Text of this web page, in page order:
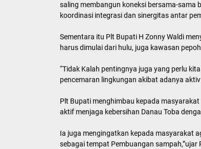
saling membangun koneksi bersama-sama
koordinasi integrasi dan sinergitas antar
Sementara itu Plt Bupati H Zonny Waldi
harus dimulai dari hulu, juga kawasan
“Tidak Kalah pentingnya juga yang perlu
pencemaran lingkungan akibat adanya
Plt Bupati menghimbau kepada
aktif menjaga kebersihan Danau Toba
Ia juga mengingatkan kepada masyarakat
sebagai tempat Pembuangan sampah,”ujar